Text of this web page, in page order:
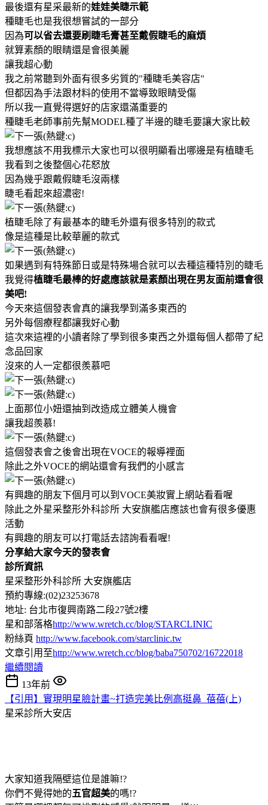
最後還有星采最新的娃娃美睫示範
種睫毛也是我很想嘗試的一部分
因為可以省去還要刷睫毛膏甚至戴假睫毛的麻煩
就算素顏的眼睛還是會很美麗
讓我超心動
我之前常聽到外面有很多劣質的"種睫毛美容店"
但都因為手法跟材料的使用不當導致眼睛受傷
所以我一直覺得選好的店家還滿重要的
種睫毛老師事前先幫MODEL種了半邊的睫毛要讓大家比較
我想應該不用我標示大家也可以很明顯看出哪邊是有植睫毛
我看到之後整個心花怒放
因為幾乎跟戴假睫毛沒兩樣
睫毛看起來超濃密!
植睫毛除了有最基本的睫毛外還有很多特別的款式
像是這種是比較華麗的款式
如果遇到有特殊節日或是特殊場合就可以去種這種特別的睫毛
我覺得植睫毛最棒的好處應該就是素顏出現在男友面前還會很
美吧!
今天來這個發表會真的讓我學到滿多東西的
另外每個療程都讓我好心動
這次來這裡的小讀者除了學到很多東西之外還每個人都帶了紀
念品回家
沒來的人一定都很羨慕吧
上面那位小妞還抽到改造成立體美人機會
讓我超羨慕!
這個發表會之後會出現在VOCE的報導裡面
除此之外VOCE的網站還會有我們的小感言
有興趣的朋友下個月可以到VOCE美妝實上網站看看喔
除此之外星采整形外科診所 大安旗艦店應該也會有很多優惠
活動
有興趣的朋友可以打電話去諮詢看看喔!
分享給大家今天的發表會
診所資訊
星采整形外科診所 大安旗艦店
預約專線:(02)23253678
地址: 台北市復興南路二段27號2樓
星和部落格http://www.wretch.cc/blog/STARCLINIC
粉絲頁 http://www.facebook.com/starclinic.tw
文章引用至http://www.wretch.cc/blog/baba750702/16722018
繼續閱讀
13年前
【引用】實現明星臉計畫~打造完美比例高挺鼻_蓓蓓(上)
星采診所大安店
大家知道我隔壁這位是誰嘛!?
你們不覺得她的五官超美的嗎!?